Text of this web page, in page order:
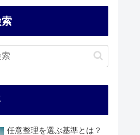
任意整理を選ぶ基準とは？